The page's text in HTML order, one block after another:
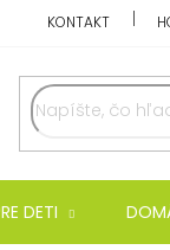
KONTAKT
DETI